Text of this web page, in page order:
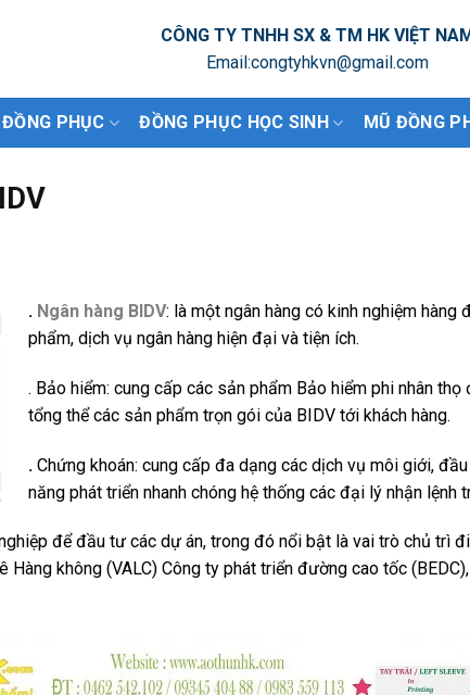
CÔNG TY TNHH SX & TM HK VIỆT
Email:congtyhkvn@gmail.com
PHỤC ĐỒNG PHỤC HỌC SINH MŨ ĐỒNG
. Ngân hàng BIDV: là một ngân hàng có kinh nghiệm
phẩm, dịch vụ ngân hàng hiện đại và tiện ích.
. Bảo hiểm: cung cấp các sản phẩm Bảo hiểm phi nhân
tổng thể các sản phẩm trọn gói của BIDV tới khách hàng.
. Chứng khoán: cung cấp đa dạng các dịch vụ môi giới,
năng phát triển nhanh chóng hệ thống các đại lý nhận lệnh
để đầu tư các dự án, trong đó nổi bật là vai trò chủ trì
Hàng không (VALC) Công ty phát triển đường cao tốc